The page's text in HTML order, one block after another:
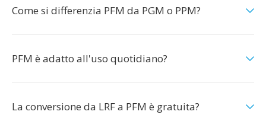
Come si differenzia PFM da PGM o PPM?
PFM è adatto all'uso quotidiano?
La conversione da LRF a PFM è gratuita?